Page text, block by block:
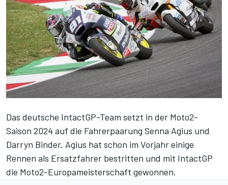
Das deutsche IntactGP-Team setzt in der Moto2-
Saison 2024 auf die Fahrerpaarung Senna Agius und
Darryn Binder. Agius hat schon im Vorjahr einige
Rennen als Ersatzfahrer bestritten und mit IntactGP
die Moto2-Europameisterschaft gewonnen.